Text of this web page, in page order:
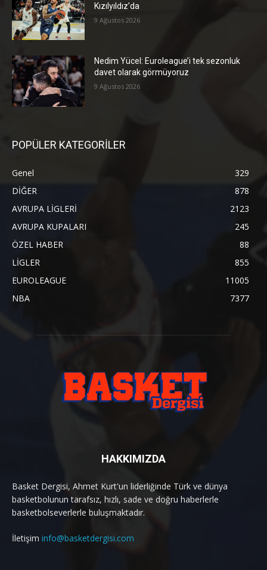
Kızılyıldız’da
9 Ağustos 2026
Nedim Yücel: Euroleague’i tek sezonluk
davet olarak görmüyoruz
9 Ağustos 2026
POPÜLER KATEGORİLER
Genel
329
DİĞER
878
AVRUPA LİGLERİ
2123
AVRUPA KUPALARI
245
ÖZEL HABER
88
LİGLER
855
EUROLEAGUE
11005
NBA
7377
HAKKIMIZDA
Basket Dergisi, Ahmet Kurt'un liderliğinde Türk ve dünya
basketbolunun tarafsız, hızlı, sade ve doğru haberlerle
basketbolseverlerle buluşmaktadır.
İletişim info@basketdergisi.com